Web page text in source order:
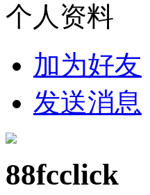
个人资料
加为好友
发送消息
88fcclick